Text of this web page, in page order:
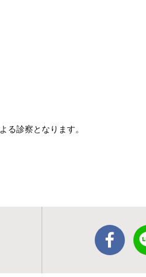
る診察となります。